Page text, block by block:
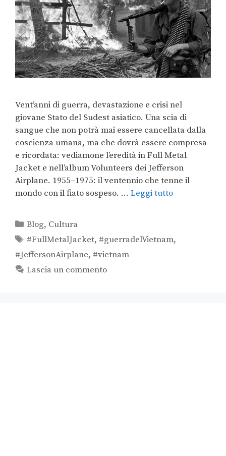
Vent’anni di guerra, devastazione e crisi nel
giovane Stato del Sudest asiatico. Una scia di
sangue che non potrà mai essere cancellata dalla
coscienza umana, ma che dovrà essere compresa
e ricordata: vediamone l’eredità in Full Metal
Jacket e nell’album Volunteers dei Jefferson
Airplane. 1955–1975: il ventennio che tenne il
mondo con il fiato sospeso. … Leggi tutto
Blog, Cultura
#FullMetalJacket, #guerradelVietnam,
#JeffersonAirplane, #vietnam
Lascia un commento